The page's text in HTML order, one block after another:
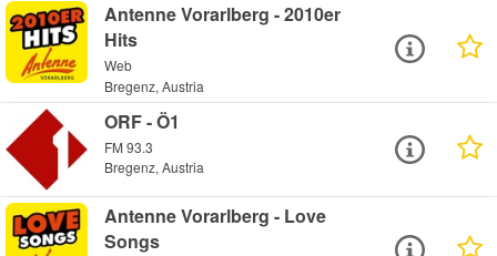
Antenne Vorarlberg - 2010er
Hits
Web
Bregenz, Austria
ORF - Ö1
FM 93.3
Bregenz, Austria
Antenne Vorarlberg - Love
Songs